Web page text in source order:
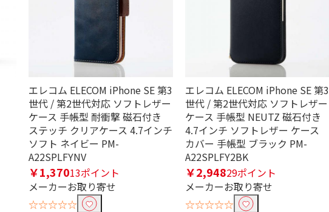
エレコム ELECOM iPhone SE 第3
世代 / 第2世代対応 ソフトレザー
ケース 手帳型 耐衝撃 磁石付き
ステッチ クリアケース 4.7インチ
ソフト ネイビー PM-
A22SPLFYNV
￥1,37013ポイント
メーカーお取り寄せ
☆☆☆☆☆
エレコム ELECOM iPhone SE 第3
世代 / 第2世代対応 ソフトレザー
ケース 手帳型 NEUTZ 磁石付き
4.7インチ ソフトレザー ケース
カバー 手帳型 ブラック PM-
A22SPLFY2BK
￥2,94829ポイント
メーカーお取り寄せ
☆☆☆☆☆